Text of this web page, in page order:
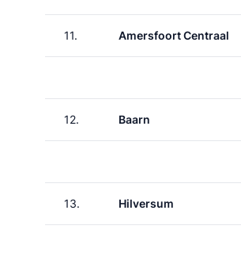
11. Amersfoort Centraal
12. Baarn
13. Hilversum